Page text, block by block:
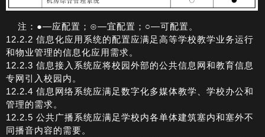
注：●—应配置；⊙—宜配置；○—可配置。
12.2.2 信息化应用系统的配置应满足高等学校教学业务运行
和物业管理的信息化应用需求。
12.2.3 信息接入系统应将校园外部的公共信息网和教育信息
专网引入校园内。
12.2.4 信息网络系统应满足数字化多媒体教学、学校办公和
管理的需求。
12.2.5 公共广播系统应满足学校内各单体建筑塞内和塞外不
同播音内容的需要。